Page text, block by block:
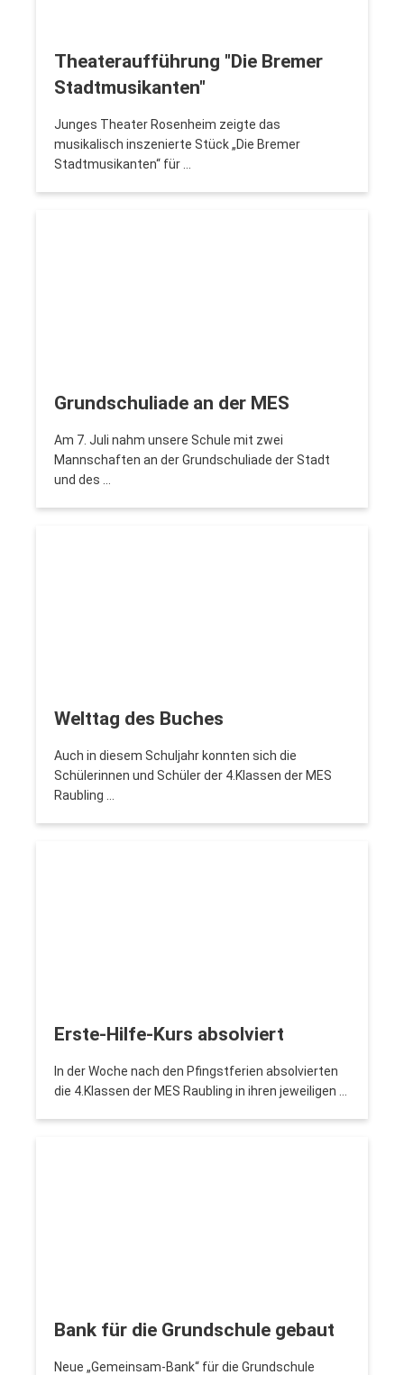
Theateraufführung "Die Bremer
Stadtmusikanten"
Junges Theater Rosenheim zeigte das
musikalisch inszenierte Stück „Die Bremer
Stadtmusikanten“ für …
Grundschuliade an der MES
Am 7. Juli nahm unsere Schule mit zwei
Mannschaften an der Grundschuliade der Stadt
und des …
Welttag des Buches
Auch in diesem Schuljahr konnten sich die
Schülerinnen und Schüler der 4.Klassen der MES
Raubling …
Erste-Hilfe-Kurs absolviert
In der Woche nach den Pfingstferien absolvierten
die 4.Klassen der MES Raubling in ihren jeweiligen …
Bank für die Grundschule gebaut
Neue „Gemeinsam-Bank“ für die Grundschule